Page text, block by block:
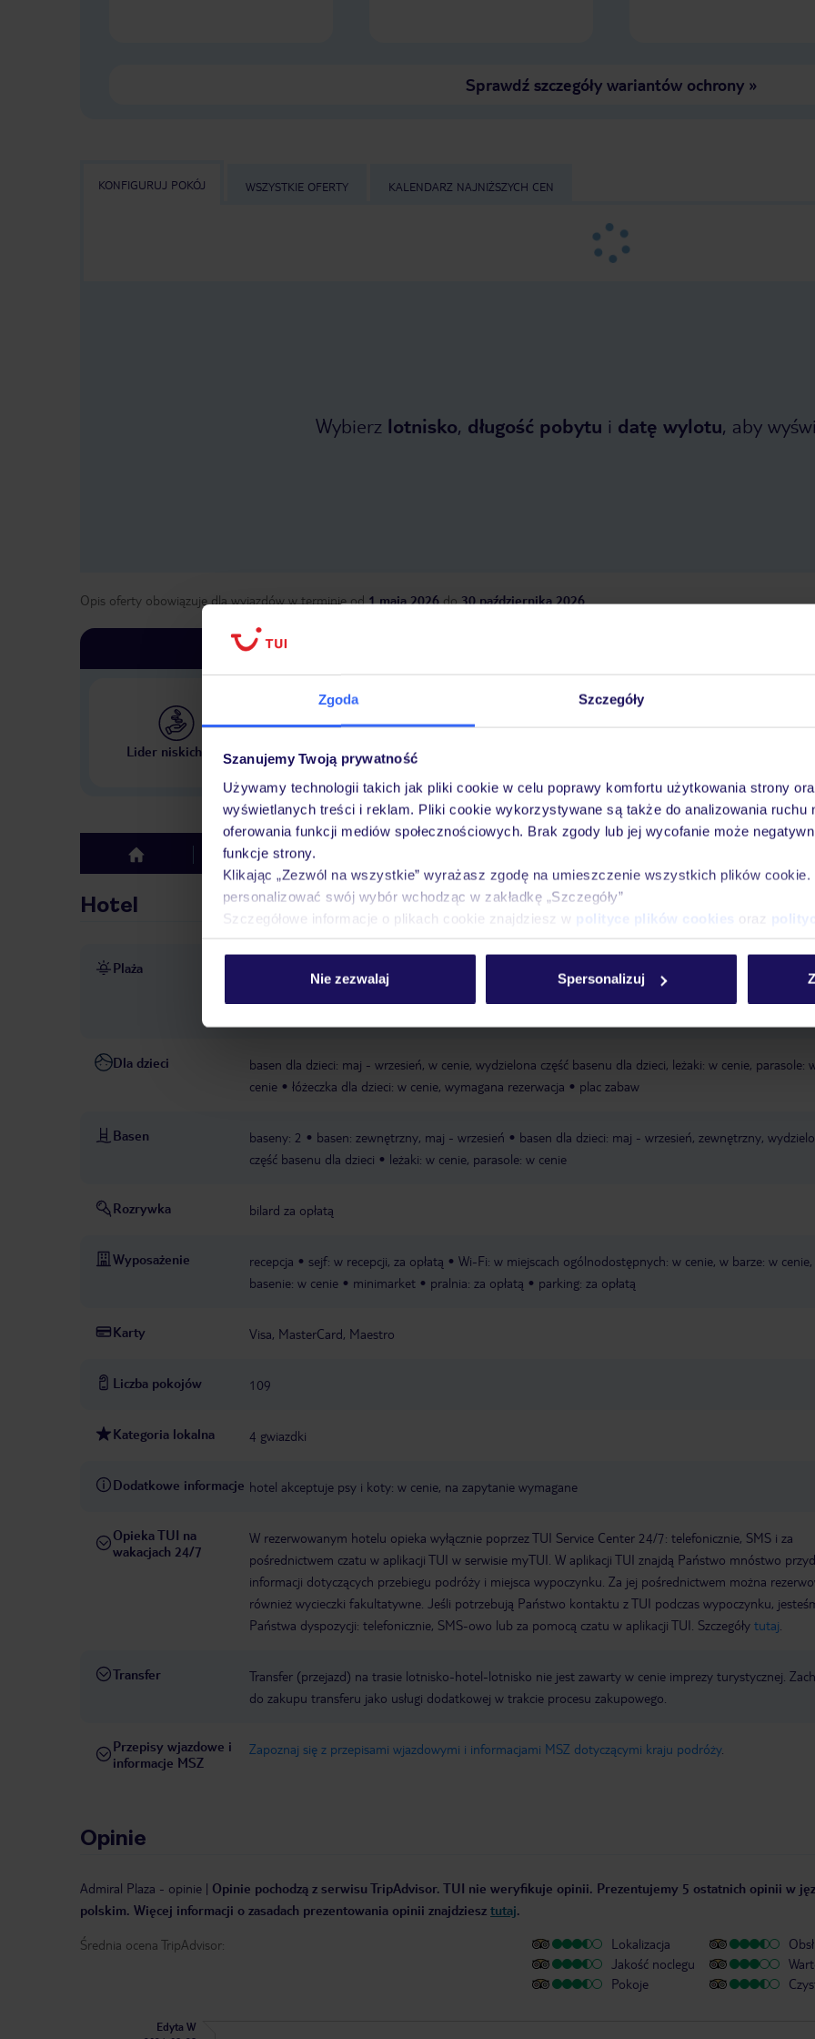
Zgoda Szczegóły
Szanujemy Twoją prywatność
Używamy technologii takich jak pliki cookie w celu poprawy komfortu użytkowania strony
wyświetlanych treści i reklam. Pliki cookie wykorzystywane są także do analizowania ruchu
oferowania funkcji mediów społecznościowych. Brak zgody lub jej wycofanie może
funkcje strony.
Klikając „Zezwól na wszystkie” wyrażasz zgodę na umieszczenie wszystkich plików
personalizować swój wybór wchodząc w zakładkę „Szczegóły”
Szczegółowe informacje o plikach cookie znajdziesz w polityce plików cookies oraz
Nie zezwalaj Spersonalizuj
Sprawdź szczegóły wariantów ochrony»
KONFIGURUJ POKÓJ WSZYSTKIE OFERTY KALENDARZ NAJNIŻSZYCH CEN
Wybierz lotnisko, długość pobytu i datę wylotu, aby
Opis oferty obowiązuje dla wyjazdów w terminie od 1 maja 2026do30 października 2026
Lider niskich cen
w Polsce
top Hotel
Hotel
Plaża ok. 250 m od plaży piaszczysta hotel oddzielony od plaży ulicą
leżaki za opłatą, dostępność nie
gwarantowana, zależna od decyzji hotelu lub dostawcy zewnętrznego
parasole za opłatą, dostępność
Dla dzieci
basen dla dzieci: maj - wrzesień, w cenie, wydzielona część basenu dla dzieci, leżaki: w cenie, parasole:
cenie
łóżeczka dla dzieci: w cenie, wymagana rezerwacja plac zabaw
Basen baseny: 2 basen: zewnętrzny, maj - wrzesień
basen dla dzieci: maj - wrzesień, zewnętrzny,
część basenu dla dzieci
leżaki: w cenie, parasole: w cenie
Rozrywka bilard za opłatą
Wyposażenie recepcja sejf: w recepcji, za opłatą
Wi-Fi: w miejscach ogólnodostępnych: w cenie, w barze: w
basenie: w cenie
minimarket pralnia: za opłatą parking: za opłatą
Karty Visa, MasterCard, Maestro
Liczba pokojów 109
Kategoria lokalna 4 gwiazdki
Dodatkowe informacje hotel akceptuje psy i koty: w cenie, na zapytanie wymagane
Opieka TUI na
wakacjach 24/7
W rezerwowanym hotelu opieka wyłącznie poprzez TUI Service Center 24/7: telefonicznie, SMS i za
pośrednictwem czatu w aplikacji TUI w serwisie myTUI. W aplikacji TUI znajdą Państwo mnóstwo
informacji dotyczących przebiegu podróży i miejsca wypoczynku. Za jej pośrednictwem można
również wycieczki fakultatywne. Jeśli potrzebują Państwo kontaktu z TUI podczas wypoczynku,
Państwa dyspozycji: telefonicznie, SMS-owo lub za pomocą czatu w aplikacji TUI. Szczegóły tutaj
Transfer
Transfer (przejazd) na trasie lotnisko-hotel-lotnisko nie jest zawarty w cenie imprezy turystycznej.
do zakupu transferu jako usługi dodatkowej w trakcie procesu zakupowego.
Przepisy wjazdowe i
informacje MSZ
Zapoznaj się z przepisami wjazdowymi i informacjami MSZ dotyczącymi kraju podróży.
Opinie
Admiral Plaza - opinie | Opinie pochodzą z serwisu TripAdvisor. TUI nie weryfikuje opinii. Prezentujemy 5 ostatnich opinii w
polskim. Więcej informacji o zasadach prezentowania opinii znajdziesz tutaj.
Średnia ocena TripAdvisor:
Lokalizacja
Jakość noclegu
Pokoje
Edyta W